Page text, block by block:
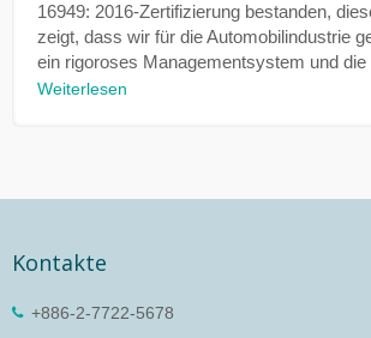
16949: 2016-Zertifizierung bestanden,
zeigt, dass wir für die Automobilindustrie
ein rigoroses Managementsystem und die
Weiterlesen
Kontakte
+886-2-7722-5678